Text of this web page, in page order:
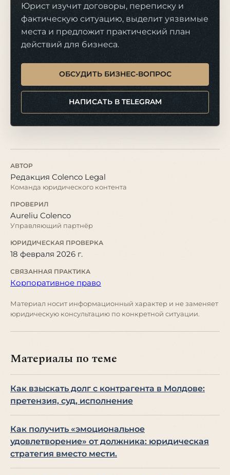
Юрист изучит договоры, переписку и
фактическую ситуацию, выделит уязвимые
места и предложит практический план
действий для бизнеса.
ОБСУДИТЬ БИЗНЕС-ВОПРОС
НАПИСАТЬ В TELEGRAM
АВТОР
Редакция Colenco Legal
Команда юридического контента
ПРОВЕРИЛ
Aureliu Colenco
Управляющий партнёр
ЮРИДИЧЕСКАЯ ПРОВЕРКА
18 февраля 2026 г.
СВЯЗАННАЯ ПРАКТИКА
Корпоративное право
Материал носит информационный характер и не заменяет
юридическую консультацию по конкретной ситуации.
Материалы по теме
Как взыскать долг с контрагента в Молдове:
претензия, суд, исполнение
Как получить «эмоциональное
удовлетворение» от должника: юридическая
стратегия вместо мести.